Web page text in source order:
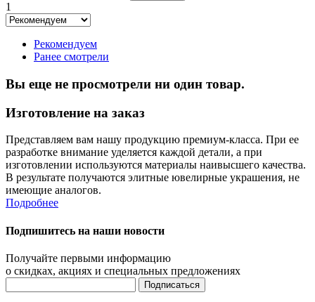
1
Рекомендуем
Ранее смотрели
Вы еще не просмотрели ни один товар.
Изготовление на заказ
Представляем вам нашу продукцию премиум-класса. При ее
разработке внимание уделяется каждой детали, а при
изготовлении используются материалы наивысшего качества.
В результате получаются элитные ювелирные украшения, не
имеющие аналогов.
Подробнее
Подпишитесь на наши новости
Получайте первыми информацию
о скидках, акциях и специальных предложениях